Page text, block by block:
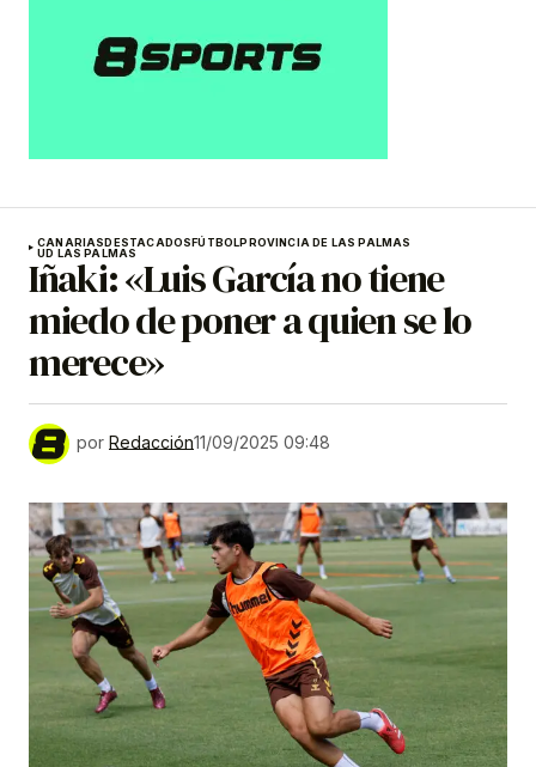
CANARIASDESTACADOSFÚTBOLPROVINCIA DE LAS PALMAS
UD LAS PALMAS
Iñaki: «Luis García no tiene
miedo de poner a quien se lo
merece»
por Redacción11/09/2025 09:48